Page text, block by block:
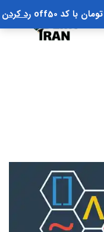
رد کردن